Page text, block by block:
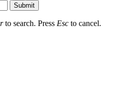
Submit
to search. Press Esc to cancel.